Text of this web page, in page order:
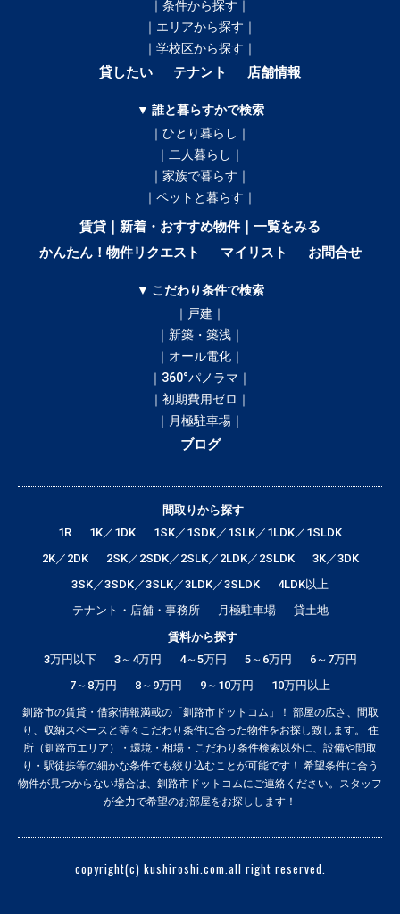
｜条件から探す｜
｜エリアから探す｜
｜学校区から探す｜
貸したい テナント 店舗情報
▼ 誰と暮らすかで検索
｜ひとり暮らし｜
｜二人暮らし｜
｜家族で暮らす｜
｜ペットと暮らす｜
賃貸｜新着・おすすめ物件｜一覧をみる
かんたん！物件リクエスト
マイリスト お問合せ
▼ こだわり条件で検索
｜戸建｜
｜新築・築浅｜
｜オール電化｜
｜360°パノラマ｜
｜初期費用ゼロ｜
｜月極駐車場｜
ブログ
間取りから探す
1R
1K／1DK
1SK／1SDK／1SLK／1LDK／1SLDK
2K／2DK
2SK／2SDK／2SLK／2LDK／2SLDK
3K／3DK
3SK／3SDK／3SLK／3LDK／3SLDK
4LDK以上
テナント・店舗・事務所
月極駐車場
貸土地
賃料から探す
3万円以下
3～4万円 4～5万円 5～6万円
6～7万円
7～8万円
8～9万円 9～10万円 10万円以上
釧路市の賃貸・借家情報満載の「釧路市ドットコム」！ 部屋の広さ、間取
り、収納スペースと等々こだわり条件に合った物件をお探し致します。 住
所（釧路市エリア）・環境・相場・こだわり条件検索以外に、設備や間取
り・駅徒歩等の細かな条件でも絞り込むことが可能です！ 希望条件に合う
物件が見つからない場合は、釧路市ドットコムにご連絡ください。スタッフ
が全力で希望のお部屋をお探しします！
copyright(c) kushiroshi.com.all right reserved.